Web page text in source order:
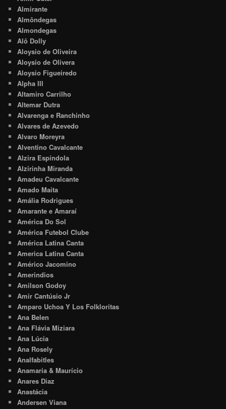
Almirante
Almôndegas
Almondegas
Alô Dolly
Aloysio de Oliveira
Aloysio de Olivera
Aloysio Figueiredo
Alpha III
Altamiro Carrilho
Altemar Dutra
Alvarenga e Ranchinho
Alvares de Azevedo
Alvaro Moreyra
Alventino Cavalcante
Alzira Espíndola
Alzirinha Miranda
Amadeu Cavalcante
Amado Maita
Amália Rodrigues
Amarante e Amaraí
América Do Sol
América Futebol Clube
América Latina Canta
America Latina Canta
Américo Jacomino
Amerindios
Amilson Godoy
Amir Cantúsio Jr
Amparo Uchoa Y Los Folkloritas
Ana Belen
Ana Flávia Miziara
Ana Lúcia
Ana Rosely
Analfabitles
Anamaria & Maurício
Anares Diaz
Anastácia
Andersen Viana